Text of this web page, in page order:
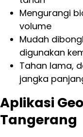
Mengurangi
volume
Mudah
digunakan
Tahan lama,
jangka
Aplikasi
Tangerang